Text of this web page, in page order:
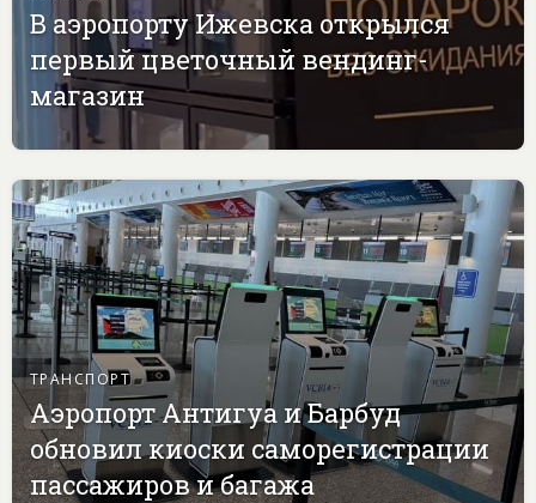
В аэропорту Ижевска открылся
первый цветочный вендинг-
магазин
ТРАНСПОРТ
Аэропорт Антигуа и Барбуд
обновил киоски саморегистрации
пассажиров и багажа